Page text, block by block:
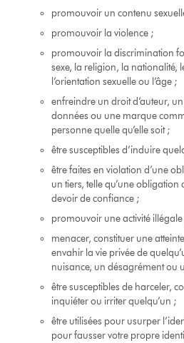
promouvoir un contenu
promouvoir la violence ;
promouvoir la discrimination
sexe, la religion, la nationalité,
l’orientation sexuelle ou l’âge ;
enfreindre un droit d’auteur,
données ou une marque
personne quelle qu’elle soit ;
être susceptibles d’induire
être faites en violation d’une
un tiers, telle qu’une obligation
devoir de confiance ;
promouvoir une activité
menacer, constituer une
envahir la vie privée de
nuisance, un désagrément ou
être susceptibles de harceler,
inquiéter ou irriter quelqu’un ;
être utilisées pour usurper
pour fausser votre propre